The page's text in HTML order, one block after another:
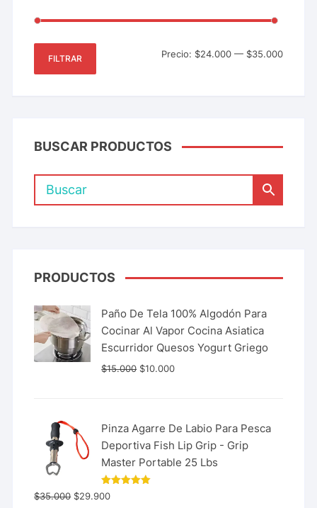
FILTRAR Precio: $24.000— $35.000
BUSCAR PRODUCTOS
PRODUCTOS
Paño De Tela 100% Algodón Para
Cocinar Al Vapor Cocina Asiatica
Escurridor Quesos Yogurt Griego
$15.000 $10.000
Pinza Agarre De Labio Para Pesca
Deportiva Fish Lip Grip - Grip
Master Portable 25 Lbs
Valorado
con
$35.000 $29.900